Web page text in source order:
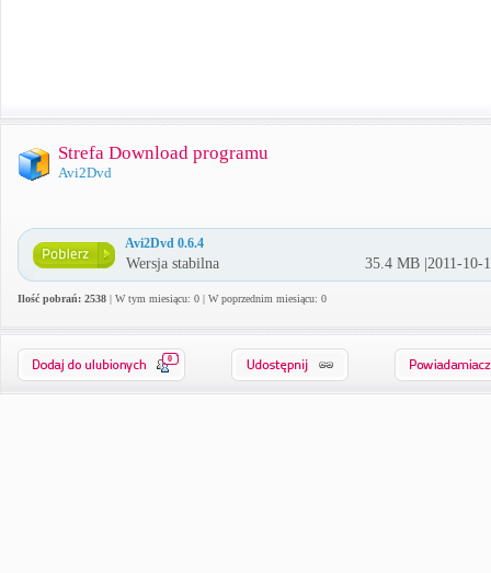
Strefa Download programu
Avi2Dvd
Avi2Dvd 0.6.4
Wersja stabilna 35.4 MB |2011-10-
Ilość pobrań: 2538 | W tym miesiącu: 0 | W poprzednim miesiącu: 0
0